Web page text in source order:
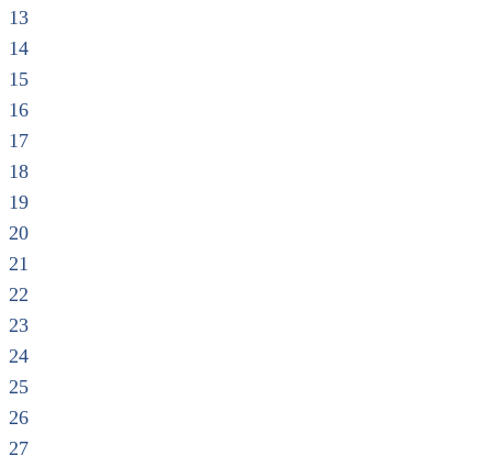
13
14
15
16
17
18
19
20
21
22
23
24
25
26
27